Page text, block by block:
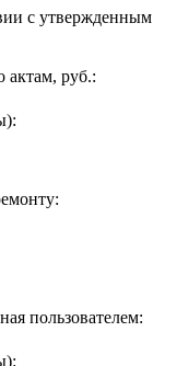
с утвержденным
актам, руб.:
пользователем: